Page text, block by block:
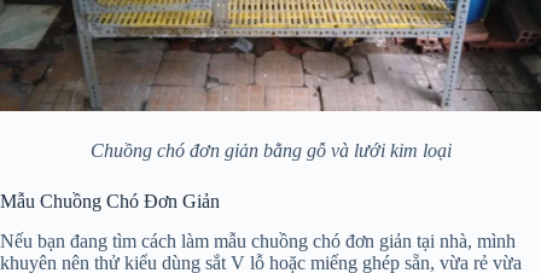
Chuồng chó đơn giản bằng gỗ và lưới kim loại
Mẫu Chuồng Chó Đơn Giản
Nếu bạn đang tìm cách làm mẫu chuồng chó đơn giản tại nhà, mình
khuyên nên thử kiểu dùng sắt V lỗ hoặc miếng ghép sẵn, vừa rẻ vừa